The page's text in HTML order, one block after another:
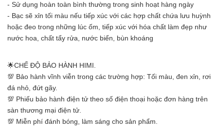
- Sử dụng hoàn toàn bình thường trong sinh hoạt hàng ngày
- Bạc sẽ xỉn tối màu nếu tiếp xúc với các hợp chất chứa lưu huỳnh
hoặc đeo trong những lúc ốm, tiếp xúc với hóa chất làm đẹp như
nước hoa, chất tẩy rửa, nước biển, bùn khoáng
🌟CHẾ ĐỘ BẢO HÀNH HIMI.
💯 Bảo hành vĩnh viễn trong các trường hợp: Tối màu, đen xỉn, rơi
đá nhỏ, đứt gãy.
💯 Phiếu bảo hành điện tử theo số điện thoại hoặc đơn hàng trên
sàn thương mại điện tử.
💯 Miễn phí đánh bóng, làm sáng cho sản phẩm.